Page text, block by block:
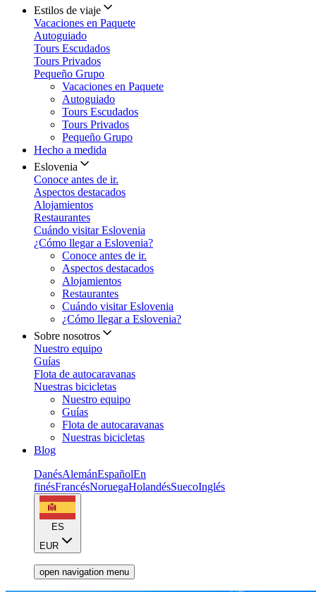
Estilos de viaje
Vacaciones en Paquete
Autoguiado
Tours Escudados
Tours Privados
Pequeño Grupo
Vacaciones en Paquete
Autoguiado
Tours Escudados
Tours Privados
Pequeño Grupo
Hecho a medida
Eslovenia
Conoce antes de ir.
Aspectos destacados
Alojamientos
Restaurantes
Cuándo visitar Eslovenia
¿Cómo llegar a Eslovenia?
Conoce antes de ir.
Aspectos destacados
Alojamientos
Restaurantes
Cuándo visitar Eslovenia
¿Cómo llegar a Eslovenia?
Sobre nosotros
Nuestro equipo
Guías
Flota de autocaravanas
Nuestras bicicletas
Nuestro equipo
Guías
Flota de autocaravanas
Nuestras bicicletas
Blog
DanésAlemánEspañolEn
finésFrancésNoruegaHolandésSuecoInglés
ES
EUR
open navigation menu